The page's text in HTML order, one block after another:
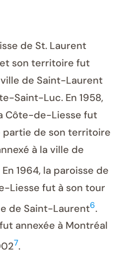
de St. Laurent
et son territoire fut
de Saint-Laurent
Saint-Luc. En 1958,
Côte-de-Liesse fut
partie de son territoire
à la ville de
En 1964, la paroisse de
Liesse fut à son tour
de Saint-Laurent6.
annexée à Montréal
7.